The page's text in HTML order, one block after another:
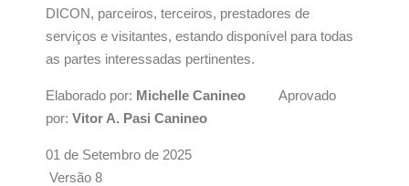
DICON, parceiros, terceiros, prestadores de
serviços e visitantes, estando disponível para todas
as partes interessadas pertinentes.
Elaborado por: Michelle Canineo
Aprovado
por: Vitor A. Pasi Canineo
01 de Setembro de 2025
Versão 8